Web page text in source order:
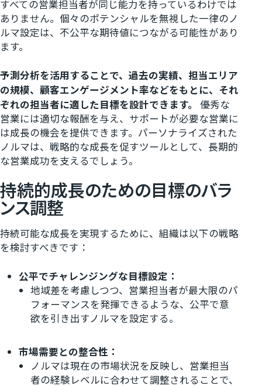
すべての営業担当者が同じ能力を持っているわけでは
ありません。個々のポテンシャルを無視した一律のノ
ルマ設定は、不公平な期待値につながる可能性があり
ます。
予測分析を活用することで、過去の実績、担当エリア
の規模、顧客エンゲージメント率などをもとに、それ
ぞれの担当者に適した目標を設計できます。 優秀な
営業には適切な報酬を与え、サポートが必要な営業に
は成長の機会を提供できます。パーソナライズされた
ノルマは、戦略的な成長を促すツールとして、長期的
な営業成功を支えるでしょう。
持続的成長のための目標のバラ
ンス調整
持続可能な成長を実現するために、組織は以下の戦略
を検討すべきです：
公平でチャレンジングな目標設定：
地域差を考慮しつつ、営業担当者が最大限のパ
フォーマンスを発揮できるような、公平で意
欲を引き出すノルマを設定する。
市場需要との整合性：
ノルマは現在の市場状況を反映し、営業担当
者の経験レベルに合わせて調整されることで、